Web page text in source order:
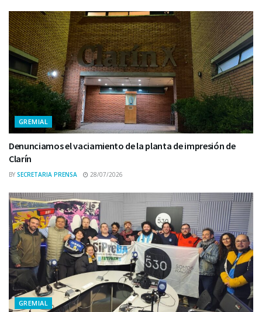
GREMIAL
Denunciamos el vaciamiento de la planta de impresión de
Clarín
BY SECRETARIA PRENSA 28/07/2026
GREMIAL